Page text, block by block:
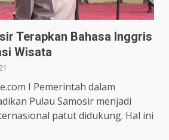
Terapkan Bahasa Inggris
Wisata
I Pemerintah dalam
Pulau Samosir menjadi
patut didukung. Hal ini